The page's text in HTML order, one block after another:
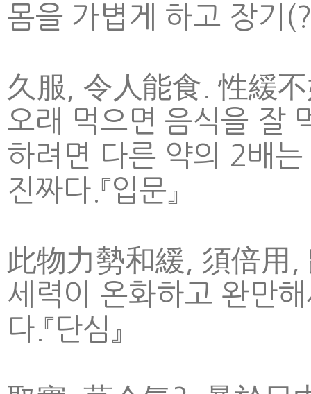
몸을 가볍게 하고 장기(?
久服, 令人能食. 性緩不
오래 먹으면 음식을 잘
하려면 다른 약의 2배
진짜다.『입문』
此物力勢和緩, 須倍用,
세력이 온화하고 완만
다.『단심』